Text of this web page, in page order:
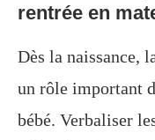
rentrée en
Dès la naissance,
un rôle important
bébé. Verbaliser